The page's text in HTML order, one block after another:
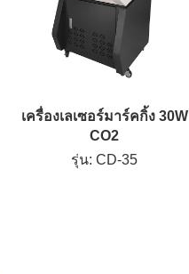
เครื่องเลเซอร์มาร์คกิ้ง 30W
CO2
รุ่น: CD-35